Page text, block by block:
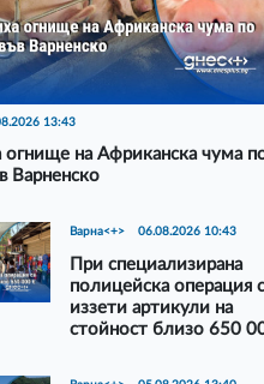
13:43
огнище на Африканска чума
Варненско
Варна<+> 06.08.2026 10:43
При специализирана
полицейска операция
иззети артикули на
стойност близо 650